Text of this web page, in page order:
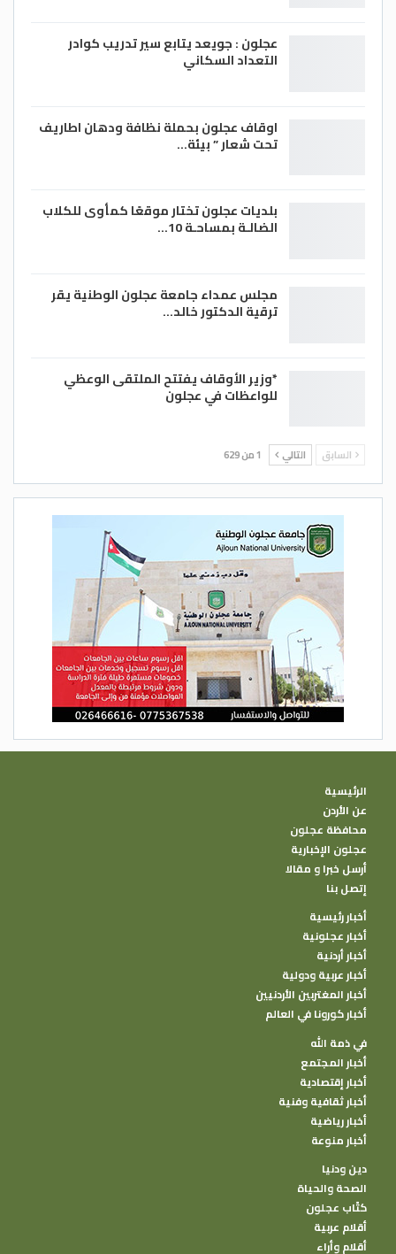
عجلون : جويعد يتابع سير تدريب كوادر
التعداد السكاني
اوقاف عجلون بحملة نظافة ودهان اطاريف
تحت شعار ” بيئة…
بلديات عجلون تختار موقعًا كمأوى للكلاب
الضالـة بمساحـة 10…
مجلس عمداء جامعة عجلون الوطنية يقر
ترقية الدكتور خالد…
*وزير الأوقاف يفتتح الملتقى الوعظي
للواعظات في عجلون
السابق التالي 1 من 629
الرئيسية
عن الأردن
محافظة عجلون
عجلون الإخبارية
أرسل خبرا و مقالا
إتصل بنا
أخبار رئيسية
أخبار عجلونية
أخبار أردنية
أخبار عربية ودولية
أخبار المغتربين الأردنيين
أخبار كورونا في العالم
في ذمة الله
أخبار المجتمع
أخبار إقتصادية
أخبار ثقافية وفنية
أخبار رياضية
أخبار منوعة
دين ودنيا
الصحة والحياة
كتًاب عجلون
أقلام عربية
أقلام وأراء